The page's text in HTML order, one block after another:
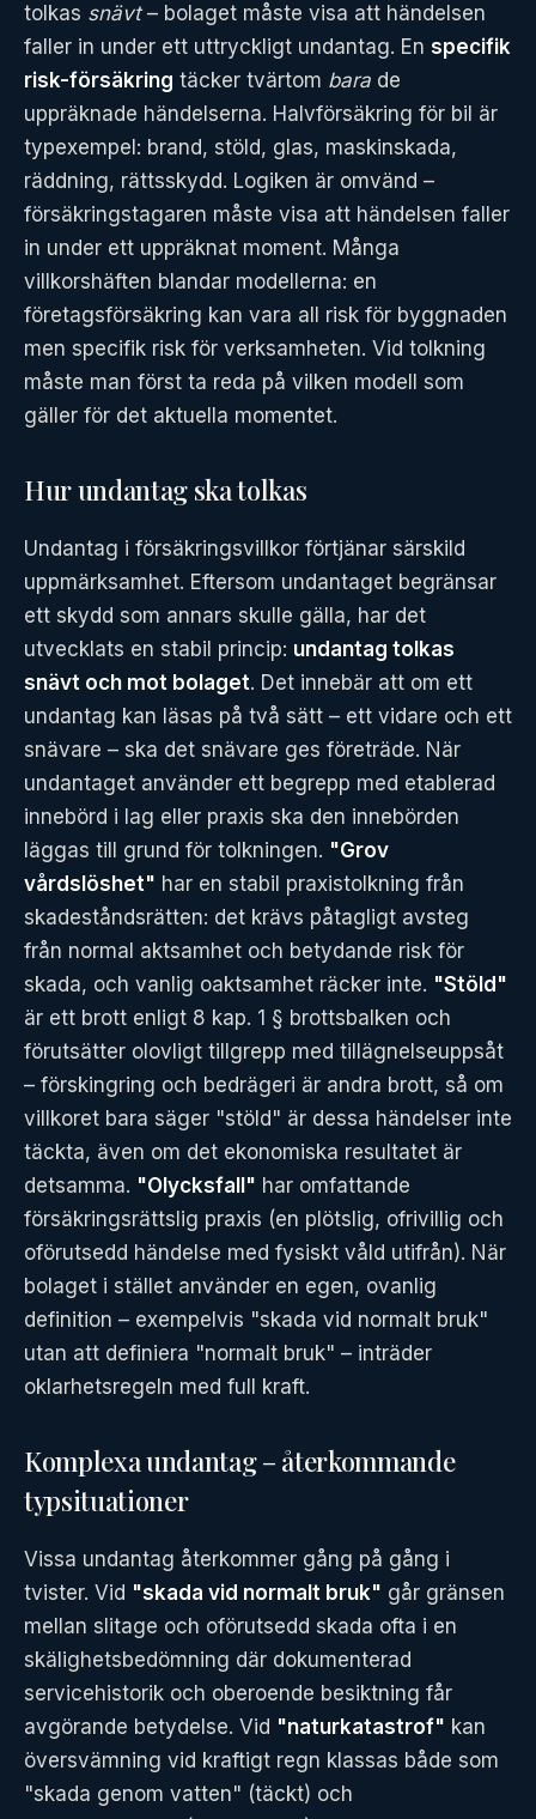
tolkas snävt– bolaget måste visa att händelsen
faller in under ett uttryckligt undantag. En specifik
risk-försäkring täcker tvärtom bara de
uppräknade händelserna. Halvförsäkring för bil är
typexempel: brand, stöld, glas, maskinskada,
räddning, rättsskydd. Logiken är omvänd –
försäkringstagaren måste visa att händelsen faller
in under ett uppräknat moment. Många
villkorshäften blandar modellerna: en
företagsförsäkring kan vara all risk för byggnaden
men specifik risk för verksamheten. Vid tolkning
måste man först ta reda på vilken modell som
gäller för det aktuella momentet.
Hur undantag ska tolkas
Undantag i försäkringsvillkor förtjänar särskild
uppmärksamhet. Eftersom undantaget begränsar
ett skydd som annars skulle gälla, har det
utvecklats en stabil princip: undantag tolkas
snävt och mot bolaget. Det innebär att om ett
undantag kan läsas på två sätt – ett vidare och ett
snävare – ska det snävare ges företräde. När
undantaget använder ett begrepp med etablerad
innebörd i lag eller praxis ska den innebörden
läggas till grund för tolkningen. "Grov
vårdslöshet" har en stabil praxistolkning från
skadeståndsrätten: det krävs påtagligt avsteg
från normal aktsamhet och betydande risk för
skada, och vanlig oaktsamhet räcker inte. "Stöld"
är ett brott enligt 8 kap. 1 § brottsbalken och
förutsätter olovligt tillgrepp med tillägnelseuppsåt
– förskingring och bedrägeri är andra brott, så om
villkoret bara säger "stöld" är dessa händelser inte
täckta, även om det ekonomiska resultatet är
detsamma. "Olycksfall" har omfattande
försäkringsrättslig praxis (en plötslig, ofrivillig och
oförutsedd händelse med fysiskt våld utifrån). När
bolaget i stället använder en egen, ovanlig
definition – exempelvis "skada vid normalt bruk"
utan att definiera "normalt bruk" – inträder
oklarhetsregeln med full kraft.
Komplexa undantag – återkommande
typsituationer
Vissa undantag återkommer gång på gång i
tvister. Vid "skada vid normalt bruk" går gränsen
mellan slitage och oförutsedd skada ofta i en
skälighetsbedömning där dokumenterad
servicehistorik och oberoende besiktning får
avgörande betydelse. Vid "naturkatastrof" kan
översvämning vid kraftigt regn klassas både som
"skada genom vatten" (täckt) och